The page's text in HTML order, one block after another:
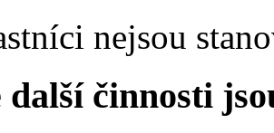
nejsou
další činnosti